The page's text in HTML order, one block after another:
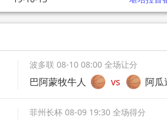
波多联 08-10 08:00 全场让分
巴阿蒙牧牛人 vs 阿瓜
菲州长杯 08-09 19:30 全场得分